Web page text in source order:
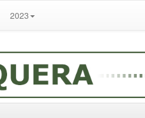
2023